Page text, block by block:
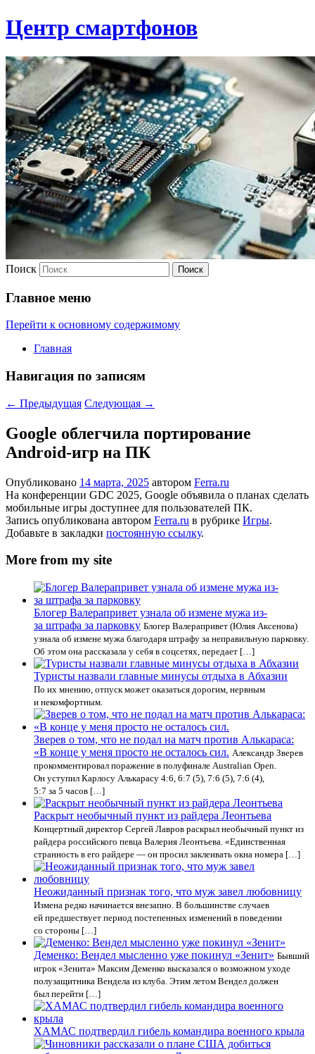
Центр смартфонов
Поиск
Главное меню
Перейти к основному содержимому
Главная
Навигация по записям
← Предыдущая Следующая →
Google облегчила портирование
Android-игр на ПК
Опубликовано 14 марта, 2025 автором Ferra.ru
На конференции GDC 2025, Google объявила о планах сделать
мобильные игры доступнее для пользователей ПК.
Запись опубликована автором Ferra.ru в рубрике Игры.
Добавьте в закладки постоянную ссылку.
More from my site
Блогер Валерапривет узнала об измене мужа из-
за штрафа за парковку Блогер Валерапривет (Юлия Аксенова)
узнала об измене мужа благодаря штрафу за неправильную парковку.
Об этом она рассказала у себя в соцсетях, передает […]
Туристы назвали главные минусы отдыха в Абхазии
По их мнению, отпуск может оказаться дорогим, нервным
и некомфортным.
Зверев о том, что не подал на матч против Алькараса:
«В конце у меня просто не осталось сил. Александр Зверев
прокомментировал поражение в полуфинале Australian Open.
Он уступил Карлосу Алькарасу 4:6, 6:7 (5), 7:6 (5), 7:6 (4),
5:7 за 5 часов […]
Раскрыт необычный пункт из райдера Леонтьева
Концертный директор Сергей Лавров раскрыл необычный пункт из
райдера российского певца Валерия Леонтьева. «Единственная
странность в его райдере — он просил заклеивать окна номера […]
Неожиданный признак того, что муж завел любовницу
Измена редко начинается внезапно. В большинстве случаев
ей предшествует период постепенных изменений в поведении
со стороны […]
Деменко: Вендел мысленно уже покинул «Зенит» Бывший
игрок «Зенита» Максим Деменко высказался о возможном уходе
полузащитника Вендела из клуба. Этим летом Вендел должен
был перейти […]
ХАМАС подтвердил гибель командира военного крыла